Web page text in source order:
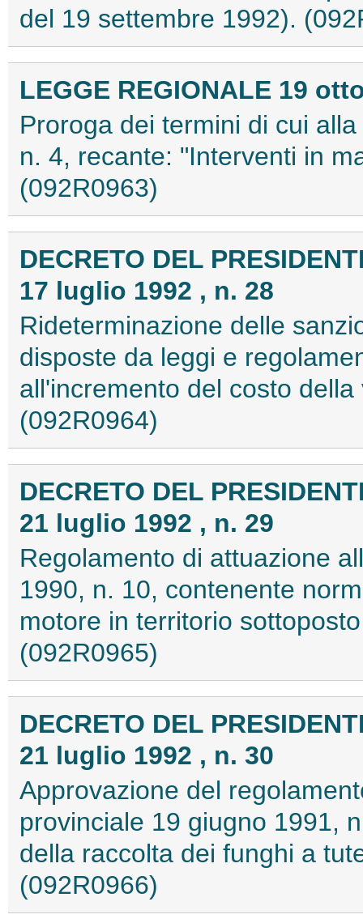
del 19 settembre 1992).
LEGGE REGIONALE 19
Proroga dei termini di cui
n. 4, recante: "Interventi in
(092R0963)
DECRETO DEL
17 luglio 1992 , n. 28
Rideterminazione delle
disposte da leggi e
all'incremento del costo
(092R0964)
DECRETO DEL
21 luglio 1992 , n. 29
Regolamento di attuazione
1990, n. 10, contenente
motore in territorio
(092R0965)
DECRETO DEL
21 luglio 1992 , n. 30
Approvazione del
provinciale 19 giugno 1991,
della raccolta dei funghi a
(092R0966)